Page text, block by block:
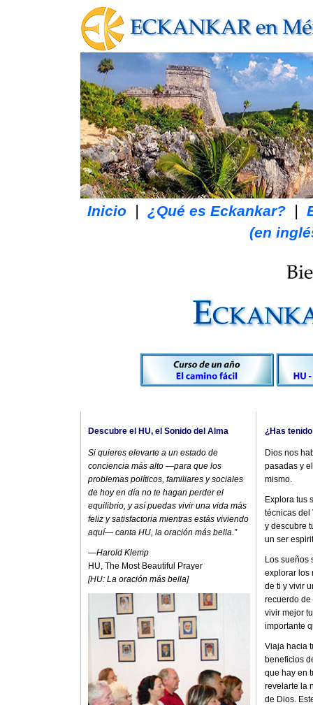
Inicio | ¿Qué es Eckankar? |
(en
Descubre el HU, el Sonido del Alma
Si quieres elevarte a un estado de
conciencia más alto —para que los
problemas políticos, familiares y sociales
de hoy en día no te hagan perder el
equilibrio, y así puedas vivir una vida más
feliz y satisfactoria mientras estás viviendo
aquí— canta HU, la oración más bella.”
—Harold Klemp
HU, The Most Beautiful Prayer
[HU: La oración más bella]
¿Has
Dios nos
pasadas y
mismo.
Explora tus
técnicas del
y descubre
un ser
Los sueños
explorar los
de ti y vivir
recuerdo de
vivir mejor
importante
Viaja hacia
beneficios
que hay en
revelarte la
de Dios.